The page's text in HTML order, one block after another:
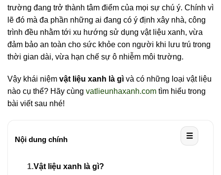
trường đang trở thành tâm điểm của mọi sự chú ý. Chính vì
lẽ đó mà đa phần những ai đang có ý định xây nhà, công
trình đều nhằm tới xu hướng sử dụng vật liệu xanh, vừa
đảm bảo an toàn cho sức khỏe con người khi lưu trú trong
thời gian dài, vừa hạn chế sự ô nhiễm môi trường.
Vậy khái niệm vật liệu xanh là gì và có những loại vật liệu
nào cụ thể? Hãy cùng vatlieunhaxanh.com tìm hiểu trong
bài viết sau nhé!
Nội dung chính ☰
1.Vật liệu xanh là gì?